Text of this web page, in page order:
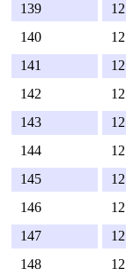
139
140
141
142
143
144
145
146
147
148